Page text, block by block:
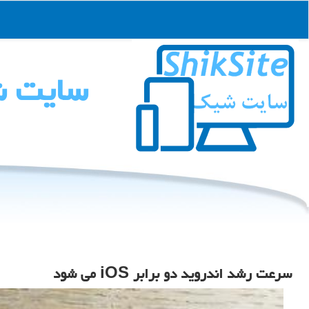
سرعت رشد اندروید دو برابر iOS می شود